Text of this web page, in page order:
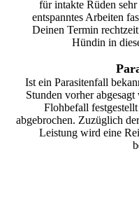
für intakte Rüden sehr
entspanntes Arbeiten
Deinen Termin
Hündin in
Ist ein Parasitenfall
Stunden vorher
Flohbefall
abgebrochen. Zuzüglich
Leistung wird eine